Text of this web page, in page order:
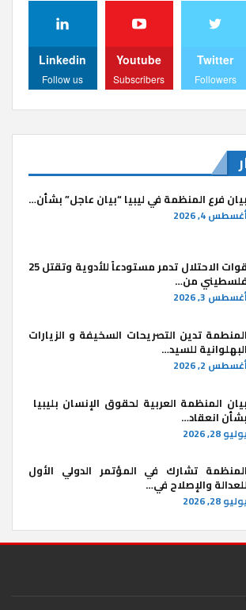
Twitter
Followers
Youtube
Subscribers
Linkedin
Follow us
بيان فرع المنظمة في ليبيا “بيان عاجل” بشأن…
4, 2026
قوات الاحتلال تدمر مستودعاً للأدوية وتقتل 25
فلسطيني من…
3, 2026
المنطمة تدين التصريحات السخيفة و الزيارات
البهلوانية للسيد…
2, 2026
بيان المنظمة العربية لحقوق الإنسان بليبيا ​
بشأن انعقاد…
28, 2026
المنظمة تشارك في المؤتمر الدولي الأول
للعدالة والإصلاح في…
28, 2026